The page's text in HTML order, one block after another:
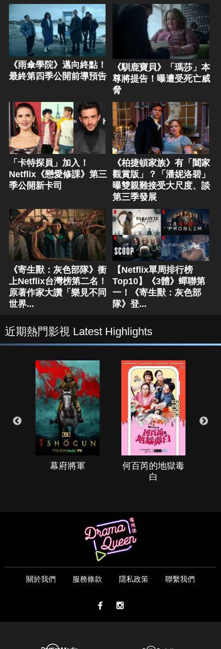
《雨傘學院》邁向終點！
最終第四季公開前導預告
《馴鹿寶貝》「瑪莎」本
尊將提告！曝遭受死亡威
脅
「卡特探員」加入！
Netflix《戀愛修課》第三
季公開新卡司
《柏捷頓家族》有「闔家
觀賞版」？「潘妮洛碧」
曝雙親難接受大尺度、談
第三季發展
《寄生獸：灰色部隊》衝
上Netflix台灣榜第二名！
原著作家大讚「樂見不同
世界...
【Netflix單周排行榜
Top10】《3體》蟬聯第
一！《寄生獸：灰色部
隊》登...
近期熱門影視 Latest Highlights
幕府將軍
何百芮的地獄毒
白
關於我們 服務條款 隱私政策 聯繫我們